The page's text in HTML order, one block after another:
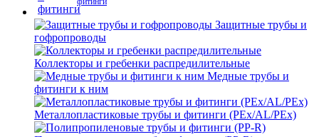
Защитные трубы и
гофропроводы
Коллекторы и гребенки распредилительные
Медные трубы и
фитинги к ним
Металлопластиковые трубы и фитинги (PEx/AL/PEx)